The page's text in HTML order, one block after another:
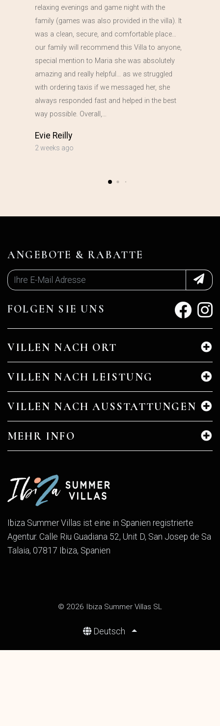
relaxing evenings and game night with the
family (games was also provided in the villa). It
was a clean, secure, and comfortable place…
our family will recommend this Villa to anyone,
special mention to Maria she was absolutely
amazing and really helpful… as we struggled
with ordering taxis if we messaged her, she
always responded fast and helped in the best
way possible. Overall,…
Evie Reilly
2 weeks ago
Ibiza Summer Villas ist eine in Spanien registrierte
Agentur. Calle Riu Guadiana 52, Unit D, San Josep de Sa
Talaia, 07817 Ibiza, Spanien
VILLEN NACH ORT
VILLEN NACH LEISTUNG
VILLEN NACH AUSSTATTUNGEN
MEHR INFO
ANGEBOTE & RABATTE
FOLGEN SIE UNS
© 2026 Ibiza Summer Villas SL
Deutsch